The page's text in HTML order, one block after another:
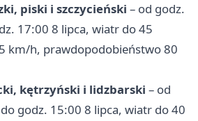
piski i szczycieński – od godz.
17:00 8 lipca, wiatr do 45
km/h, prawdopodobieństwo 80
kętrzyński i lidzbarski – od
godz. 15:00 8 lipca, wiatr do 40